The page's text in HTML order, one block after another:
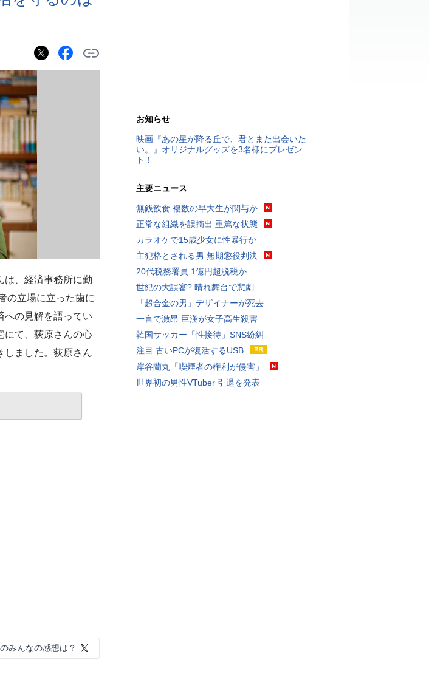
は、経済事務所に勤
の立場に立った歯に
への見解を語ってい
にて、荻原さんの心
しました。荻原さん
みんなの感想は？
お知らせ
映画『あの星が降る丘で、君とまた出会いた
い。』オリジナルグッズを3名様にプレゼン
ト！
主要ニュース
無銭飲食 複数の早大生が関与か
正常な組織を誤摘出 重篤な状態
カラオケで15歳少女に性暴行か
主犯格とされる男 無期懲役判決
20代税務署員 1億円超脱税か
世紀の大誤審? 晴れ舞台で悲劇
「超合金の男」デザイナーが死去
一言で激昂 巨漢が女子高生殺害
韓国サッカー「性接待」SNS紛糾
注目 古いPCが復活するUSB
岸谷蘭丸「喫煙者の権利が侵害」
世界初の男性VTuber 引退を発表